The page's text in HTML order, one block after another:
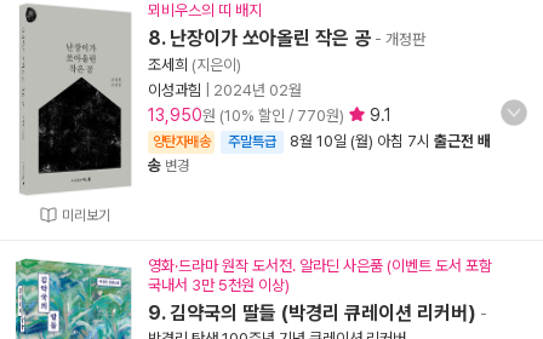
미리보기
뫼비우스의 띠 배지
8. 난장이가 쏘아올린 작은 공 - 개정판
조세희 (지은이)
이성과힘
2024년 02월
13,950원 (10% 할인 / 770원) 9.1
양탄자배송 주말특급 8월 10일 (월) 아침 7시 출근전 배
송 변경
영화·드라마 원작 도서전. 알라딘 사은품 (이벤트 도서 포함
국내서 3만 5천원 이상)
9. 김약국의 딸들 (박경리 큐레이션 리커버) -